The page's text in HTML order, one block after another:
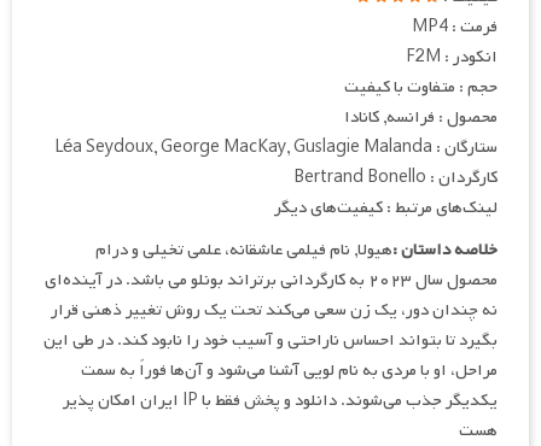
فرمت : MP4
انکودر : F2M
حجم : متفاوت با کیفیت
محصول : فرانسه, کانادا
ستارگان : Léa Seydoux, George MacKay, Guslagie Malanda
کارگردان : Bertrand Bonello
لینک‌های مرتبط : کیفیت‌های دیگر
خلاصه داستان :هیولا, نام فیلمی عاشقانه، علمی تخیلی و درام
محصول سال ۲۰۲۳ به کارگردانی برتراند بونلو می باشد. در آینده‌ای
نه چندان دور، یک زن سعی می‌کند تحت یک روش تغییر ذهنی قرار
بگیرد تا بتواند احساس ناراحتی و آسیب خود را نابود کند. در طی این
مراحل، او با مردی به نام لویی آشنا می‌شود و آن‌ها فوراً به سمت
یکدیگر جذب می‌شوند. دانلود و پخش فقط با IP ایران امکان پذیر
هست